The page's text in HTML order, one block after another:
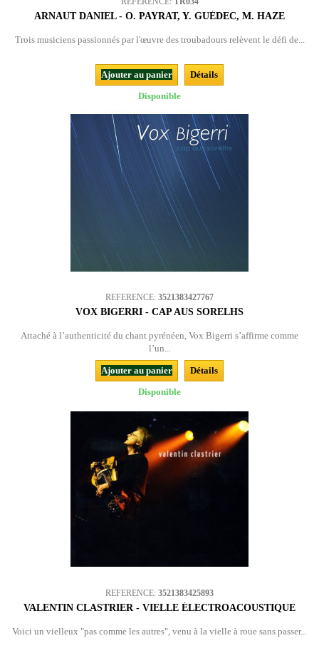
ARNAUT DANIEL - O. PAYRAT, Y. GUÉDEC, M. HAZE
Trois musiciens passionnés par l'œuvre des troubadours relèvent le défi de...
Ajouter au panier
Détails
Disponible
REFERENCE: 3521383427767
VOX BIGERRI - CAP AUS SORELHS
Attaché à l’authenticité du chant pyrénéen, Vox Bigerri s’affirme comme
l’un...
Ajouter au panier
Détails
Disponible
REFERENCE: 3521383425893
VALENTIN CLASTRIER - VIELLE ÉLECTROACOUSTIQUE
Voici un vielleux "pas comme les autres", venu à la vielle à roue sans passer...